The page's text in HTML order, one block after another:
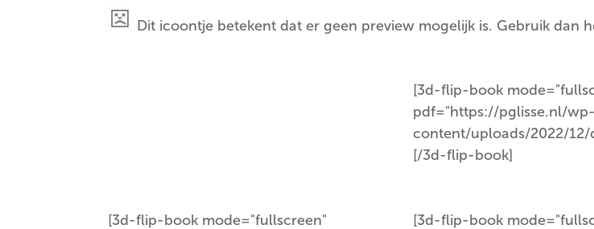
Dit icoontje betekent dat er geen preview mogelijk is. Gebruik dan
[3d-flip-book
pdf="https://pglisse.nl/wp-
content/uploads/2022/12/
[/3d-flip-book]
[3d-flip-book mode="fullscreen"
[3d-flip-book